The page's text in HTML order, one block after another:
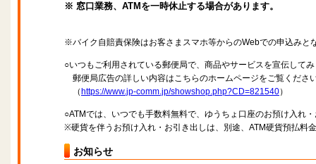
※ 窓口業務、ATMを一時休止する場合があります。
※バイク自賠責保険はお客さまスマホ等からのWebでの申込みと
○いつもご利用されている郵便局で、商品やサービスを宣伝して
郵便局広告の詳しい内容はこちらのホームページをご覧くださ
（ https://www.jp-comm.jp/showshop.php?CD=821540）
○ATMでは、いつでも手数料無料で、ゆうちょ口座のお預け入れ
※硬貨を伴うお預け入れ・お引き出しは、別途、ATM硬貨預払料
お知らせ